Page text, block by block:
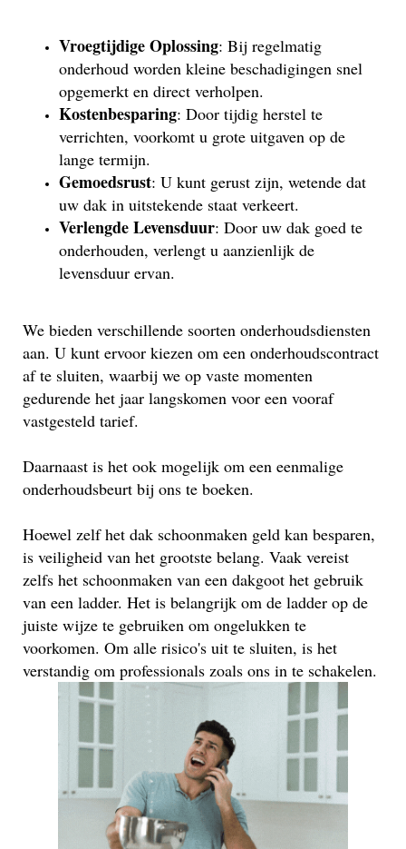
Vroegtijdige Oplossing: Bij regelmatig
onderhoud worden kleine beschadigingen snel
opgemerkt en direct verholpen.
Kostenbesparing: Door tijdig herstel te
verrichten, voorkomt u grote uitgaven op de
lange termijn.
Gemoedsrust: U kunt gerust zijn, wetende dat
uw dak in uitstekende staat verkeert.
Verlengde Levensduur: Door uw dak goed te
onderhouden, verlengt u aanzienlijk de
levensduur ervan.
We bieden verschillende soorten onderhoudsdiensten
aan. U kunt ervoor kiezen om een onderhoudscontract
af te sluiten, waarbij we op vaste momenten
gedurende het jaar langskomen voor een vooraf
vastgesteld tarief.
Daarnaast is het ook mogelijk om een eenmalige
onderhoudsbeurt bij ons te boeken.
Hoewel zelf het dak schoonmaken geld kan besparen,
is veiligheid van het grootste belang. Vaak vereist
zelfs het schoonmaken van een dakgoot het gebruik
van een ladder. Het is belangrijk om de ladder op de
juiste wijze te gebruiken om ongelukken te
voorkomen. Om alle risico's uit te sluiten, is het
verstandig om professionals zoals ons in te schakelen.